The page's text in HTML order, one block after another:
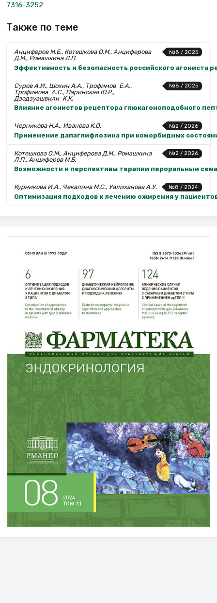
7316-3252
Также по теме
№8 / 2025
Анциферов М.Б., Котешкова О.М., Анциферова
Д.М., Ромашкина Л.П.
Эффективность и безопасность российского агониста
№8 / 2025
Суров А.И., Шохин А.А., Трофимов Е.А.,
Трофимова А.С., Паринская Ю.Р.,
Дзодзуашвили К.К.
Влияние агонистов рецептора глюкагоноподобного
№2 / 2026
Черникова Н.А., Иванова К.О.
Применение дапаглифлозина при коморбидных
№2 / 2026
Котешкова О.М., Анциферова Д.М., Ромашкина
Л.П., Анциферов М.Б.
Возможности и перспективы терапии пероральным
№8 / 2024
Курникова И.А., Чекалина М.С., Уалиханова А.У.
Оптимизация подходов к лечению ожирения у